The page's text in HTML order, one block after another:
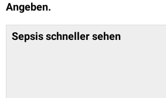
Angeben.
Sepsis schneller sehen